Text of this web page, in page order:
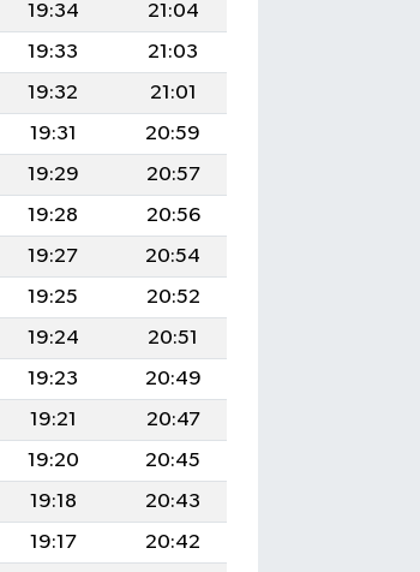
19:34
21:04
19:33
21:03
19:32
21:01
19:31
20:59
19:29
20:57
19:28
20:56
19:27
20:54
19:25
20:52
19:24
20:51
19:23
20:49
19:21
20:47
19:20
20:45
19:18
20:43
19:17
20:42